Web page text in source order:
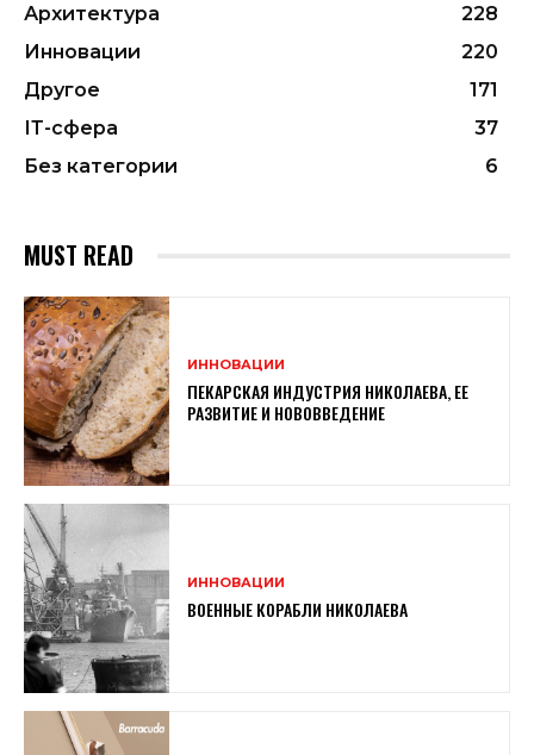
Архитектура
228
Инновации
220
Другое
171
ІТ-сфера
37
Без категории
6
MUST READ
ИННОВАЦИИ
ПЕКАРСКАЯ ИНДУСТРИЯ НИКОЛАЕВА, ЕЕ
РАЗВИТИЕ И НОВОВВЕДЕНИЕ
ИННОВАЦИИ
ВОЕННЫЕ КОРАБЛИ НИКОЛАЕВА